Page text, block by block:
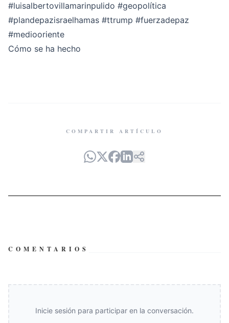
#luisalbertovillamarinpulido #geopolítica
#plandepazisraelhamas #ttrump #fuerzadepaz
#mediooriente
Cómo se ha hecho
COMPARTIR ARTÍCULO
COMENTARIOS
Inicie sesión para participar en la conversación.